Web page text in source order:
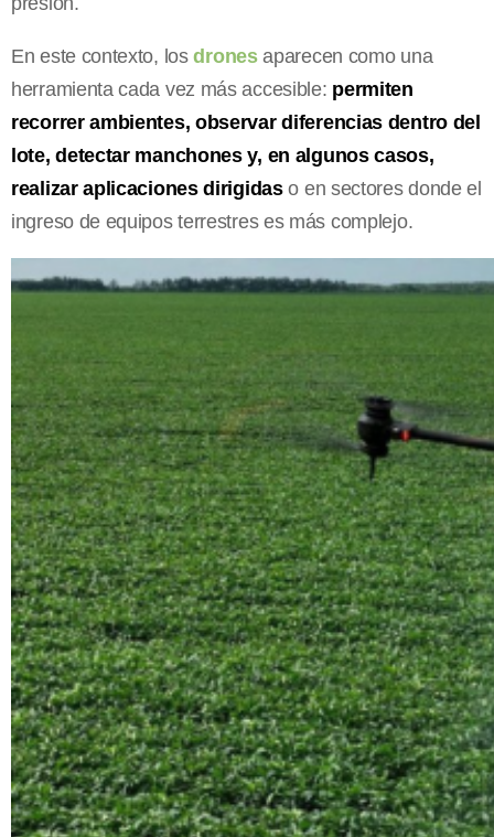
En este contexto, losdronesaparecen como una
herramienta cada vez más accesible: permiten
recorrer ambientes, observar diferencias dentro del
lote, detectar manchones y, en algunos casos,
realizar aplicaciones dirigidaso en sectores donde el
ingreso de equipos terrestres es más complejo.